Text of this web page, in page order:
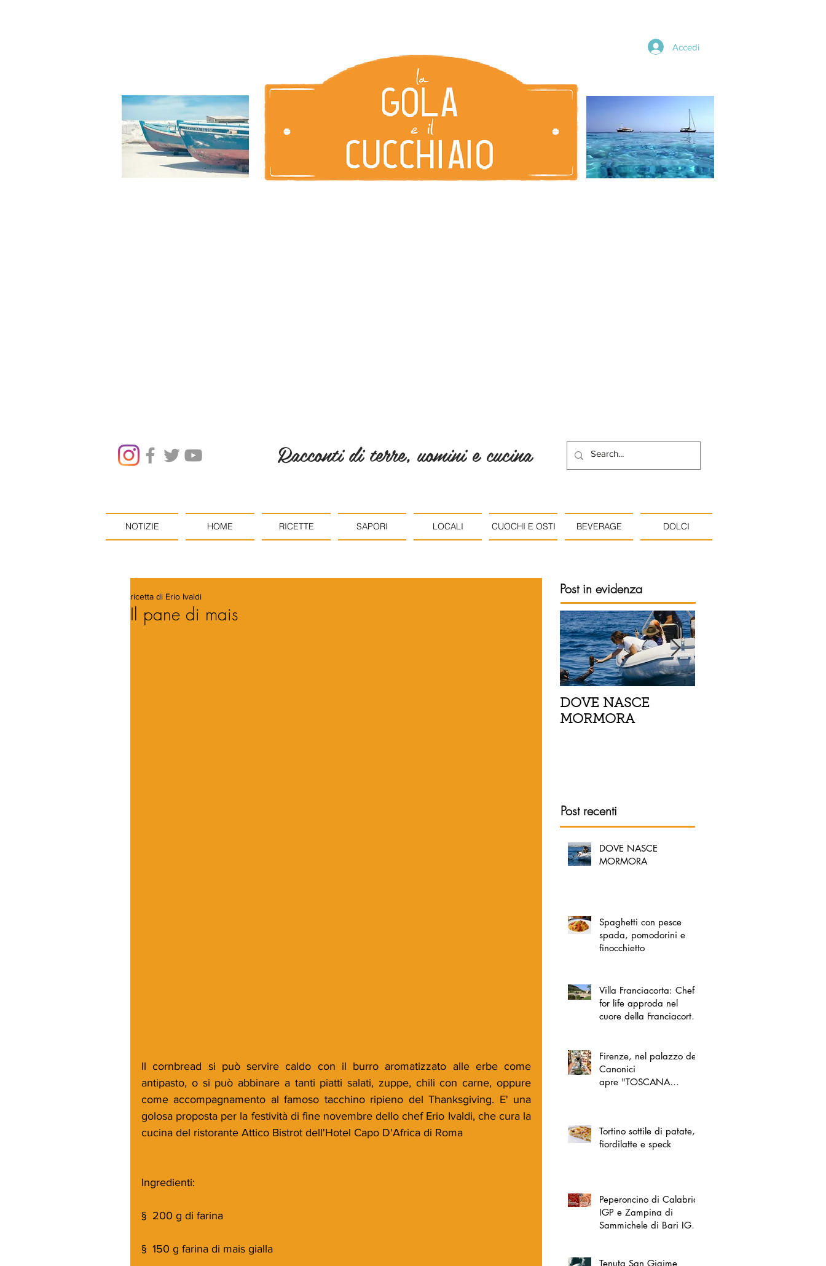
Accedi
Racconti di terre, uomini e cucina
NOTIZIE HOME RICETTE SAPORI LOCALI CUOCHI E OSTI BEVERAGE DOLCI
Il pane di mais
ricetta di Erio Ivaldi
Il cornbread si può servire caldo con il burro aromatizzato alle erbe come
antipasto, o si può abbinare a tanti piatti salati, zuppe, chili con carne, oppure
come accompagnamento al famoso tacchino ripieno del Thanksgiving. E' una
golosa proposta per la festività di fine novembre dello chef Erio Ivaldi, che cura la
cucina del ristorante Attico Bistrot dell'Hotel Capo D'Africa di Roma
Ingredienti:
§  200 g di farina
§  150 g farina di mais gialla
Post in evidenza
DOVE NASCE
MORMORA
Post recenti
DOVE NASCE
MORMORA
Spaghetti con pesce
spada, pomodorini e
finocchietto
Villa Franciacorta: Chefs
for life approda nel
cuore della Franciacorta,
Firenze, nel palazzo dei
Canonici
apre "TOSCANA
Tortino sottile di patate,
fiordilatte e speck
Peperoncino di Calabria
IGP e Zampina di
Sammichele di Bari IGP
Tenuta San Giaime